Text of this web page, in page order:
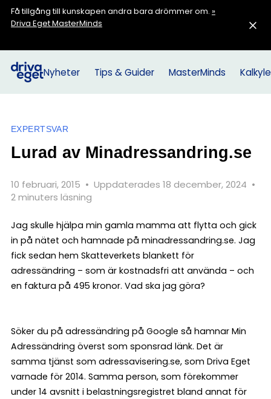
Få tillgång till kunskapen andra bara drömmer om. »
Driva Eget MasterMinds
Nyheter Tips & Guider MasterMinds
EXPERTSVAR
Lurad av Minadressandring.se
10 februari, 2015 • Uppdaterades 18 december, 2024 •
2 minuters läsning
Jag skulle hjälpa min gamla mamma att flytta och gick
in på nätet och hamnade på minadressandring.se. Jag
fick sedan hem Skatteverkets blankett för
adressändring – som är kostnadsfri att använda – och
en faktura på 495 kronor. Vad ska jag göra?
Söker du på adressändring på Google så hamnar Min
Adressändring överst som sponsrad länk. Det är
samma tjänst som adressavisering.se, som Driva Eget
varnade för 2014. Samma person, som förekommer
under 14 avsnitt i belastningsregistret bland annat för